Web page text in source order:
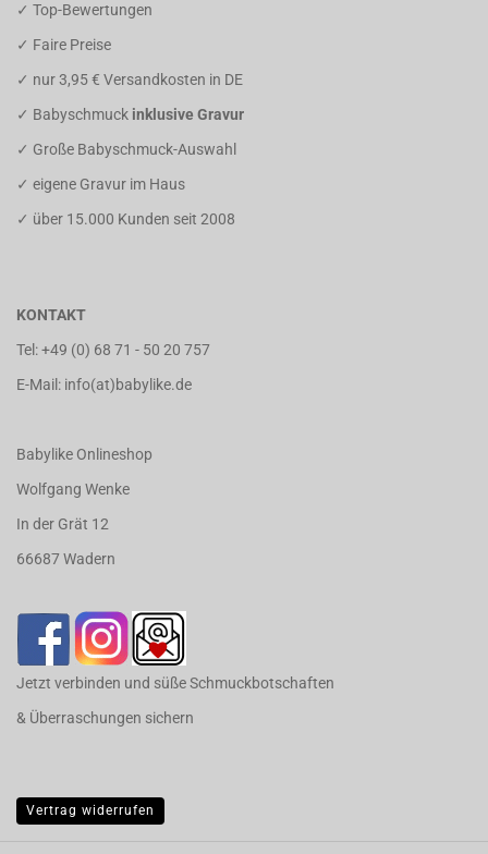
✓ Top-Bewertungen
✓ Faire Preise
✓ nur 3,95 € Versandkosten in DE
✓ Babyschmuck inklusive Gravur
✓ Große Babyschmuck-Auswahl
✓ eigene Gravur im Haus
✓ über 15.000 Kunden seit 2008
KONTAKT
Tel:+49 (0) 68 71 - 50 20 757
E-Mail: info(at)babylike.de
Babylike Onlineshop
Wolfgang Wenke
In der Grät 12
66687 Wadern
Jetzt verbinden und süße Schmuckbotschaften
& Überraschungen sichern
Vertrag widerrufen